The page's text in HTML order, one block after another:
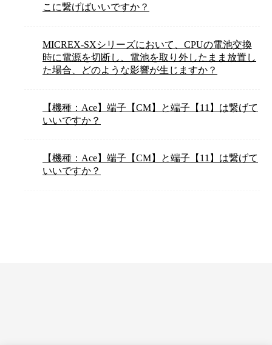
こに繋げばいいですか？
MICREX-SXシリーズにおいて、CPUの電池交換
時に電源を切断し、電池を取り外したまま放置し
た場合、どのような影響が生じますか？
【機種：Ace】端子【CM】と端子【11】は繋げて
いいですか？
【機種：Ace】端子【CM】と端子【11】は繋げて
いいですか？